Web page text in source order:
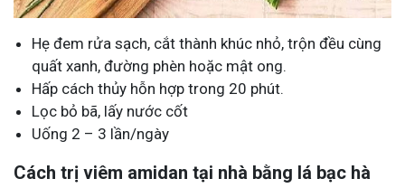
Hẹ đem rửa sạch, cắt thành khúc nhỏ, trộn đều cùng
quất xanh, đường phèn hoặc mật ong.
Hấp cách thủy hỗn hợp trong 20 phút.
Lọc bỏ bã, lấy nước cốt
Uống 2 – 3 lần/ngày
Cách trị viêm amidan tại nhà bằng lá bạc hà